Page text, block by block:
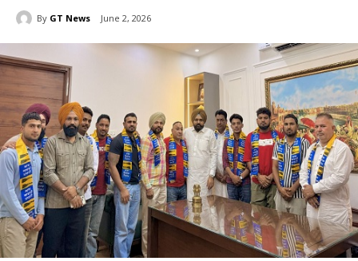
By GT News June 2, 2026